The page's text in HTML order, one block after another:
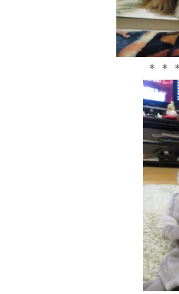
＊＊